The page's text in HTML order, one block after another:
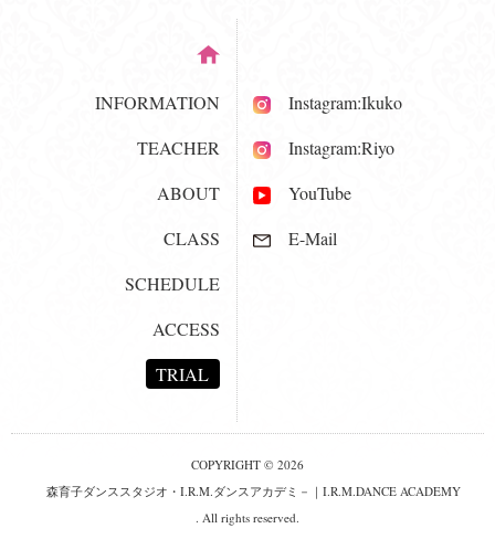
INFORMATION
TEACHER
ABOUT
CLASS
SCHEDULE
ACCESS
TRIAL
Instagram:Ikuko
Instagram:Riyo
YouTube
E-Mail
COPYRIGHT © 2026
森育子ダンススタジオ・I.R.M.ダンスアカデミ－｜I.R.M.DANCE ACADEMY
. All rights reserved.